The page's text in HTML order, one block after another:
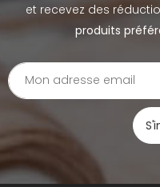
et recevez des
produits